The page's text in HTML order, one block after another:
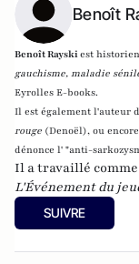
Benoît
Benoît Rayskiest
gauchisme, maladie
Eyrolles E-books.
Il est également l'auteur
rouge (Denoël), ou
dénonce l' "anti-
Il a travaillé
L'Événement du
SUIVRE